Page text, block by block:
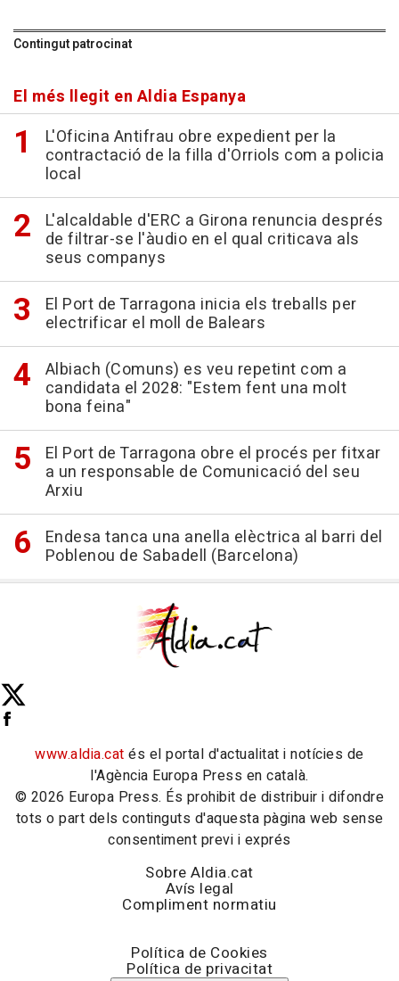
Contingut patrocinat
El més llegit en Aldia Espanya
L'Oficina Antifrau obre expedient per la
contractació de la filla d'Orriols com a policia
local
L'alcaldable d'ERC a Girona renuncia després
de filtrar-se l'àudio en el qual criticava als
seus companys
El Port de Tarragona inicia els treballs per
electrificar el moll de Balears
Albiach (Comuns) es veu repetint com a
candidata el 2028: "Estem fent una molt
bona feina"
El Port de Tarragona obre el procés per fitxar
a un responsable de Comunicació del seu
Arxiu
Endesa tanca una anella elèctrica al barri del
Poblenou de Sabadell (Barcelona)
www.aldia.cat és el portal d'actualitat i notícies de
l'Agència Europa Press en català.
© 2026 Europa Press. És prohibit de distribuir i difondre
tots o part dels continguts d'aquesta pàgina web sense
consentiment previ i exprés
Sobre Aldia.cat
Avís legal
Compliment normatiu
Política de Cookies
Política de privacitat